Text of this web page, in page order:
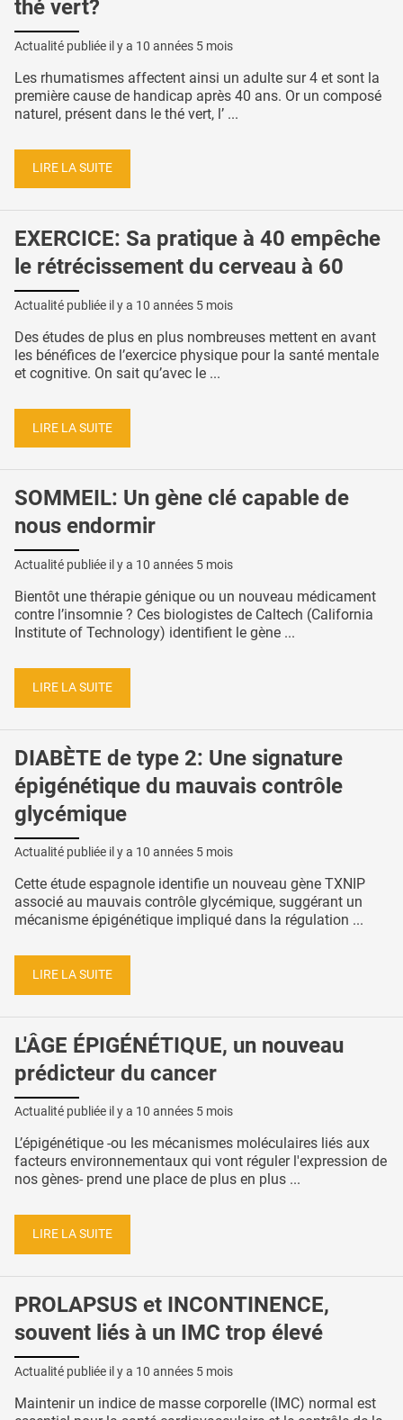
thé vert?
Actualité publiée il y a 10 années 5 mois
Les rhumatismes affectent ainsi un adulte sur 4 et sont la
première cause de handicap après 40 ans. Or un composé
naturel, présent dans le thé vert, l’ ...
LIRE LA SUITE
EXERCICE: Sa pratique à 40 empêche
le rétrécissement du cerveau à 60
Actualité publiée il y a 10 années 5 mois
Des études de plus en plus nombreuses mettent en avant
les bénéfices de l’exercice physique pour la santé mentale
et cognitive. On sait qu’avec le ...
LIRE LA SUITE
SOMMEIL: Un gène clé capable de
nous endormir
Actualité publiée il y a 10 années 5 mois
Bientôt une thérapie génique ou un nouveau médicament
contre l’insomnie ? Ces biologistes de Caltech (California
Institute of Technology) identifient le gène ...
LIRE LA SUITE
DIABÈTE de type 2: Une signature
épigénétique du mauvais contrôle
glycémique
Actualité publiée il y a 10 années 5 mois
Cette étude espagnole identifie un nouveau gène TXNIP
associé au mauvais contrôle glycémique, suggérant un
mécanisme épigénétique impliqué dans la régulation ...
LIRE LA SUITE
L'ÂGE ÉPIGÉNÉTIQUE, un nouveau
prédicteur du cancer
Actualité publiée il y a 10 années 5 mois
L’épigénétique -ou les mécanismes moléculaires liés aux
facteurs environnementaux qui vont réguler l'expression de
nos gènes- prend une place de plus en plus ...
LIRE LA SUITE
PROLAPSUS et INCONTINENCE,
souvent liés à un IMC trop élevé
Actualité publiée il y a 10 années 5 mois
Maintenir un indice de masse corporelle (IMC) normal est